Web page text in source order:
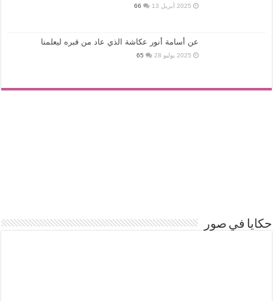
2025 أبريل 13 66
عن أسامة أنور عكاشة الذي عاد من قبره ليعلمنا
2025 يوليو 28 65
حكايا في صور